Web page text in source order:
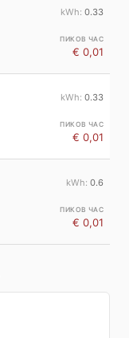
0.33
€ 0,01
0.33
€ 0,01
0.6
€ 0,01